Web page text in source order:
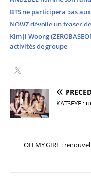
BTS ne participera pas
NOWZ dévoile un teaser
Kim Ji Woong
activités de groupe
KATSEYE :
OH MY GIRL :